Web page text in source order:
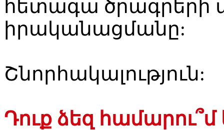
հետագա ծրագրերի
իրականացմանը:
Շնորհակալություն:
Դուք ձեզ